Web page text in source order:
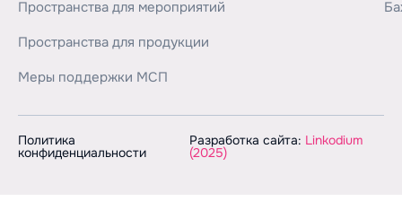
Пространства для мероприятий
Пространства для продукции
Меры поддержки МСП
Политика
конфиденциальности
Разработка сайта: Linkodium
(2025)